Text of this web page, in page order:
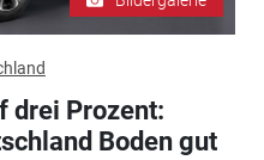
drei Prozent:
Boden gut